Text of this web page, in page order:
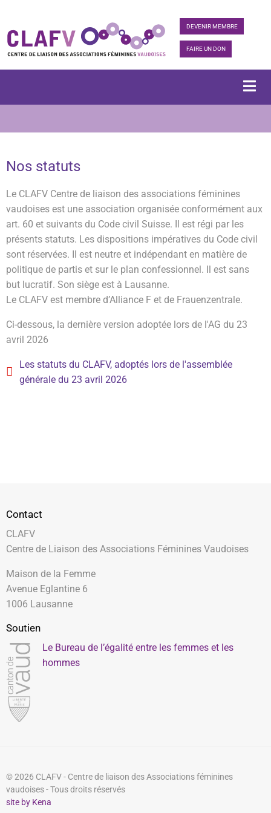
DEVENIR MEMBRE
FAIRE UN DON
Nos statuts
Le CLAFV Centre de liaison des associations féminines
vaudoises est une association organisée conformément aux
art. 60 et suivants du Code civil Suisse. Il est régi par les
présents statuts. Les dispositions impératives du Code civil
sont réservées. Il est neutre et indépendant en matière de
politique de partis et sur le plan confessionnel. Il est sans
but lucratif. Son siège est à Lausanne.
Le CLAFV est membre d’Alliance F et de Frauenzentrale.
Ci-dessous, la dernière version adoptée lors de l'AG du 23
avril 2026
Les statuts du CLAFV, adoptés lors de l'assemblée
générale du 23 avril 2026
Contact
CLAFV
Centre de Liaison des Associations Féminines Vaudoises
Maison de la Femme
Avenue Eglantine 6
1006 Lausanne
Soutien
Le Bureau de l’égalité entre les femmes et les
hommes
© 2026 CLAFV - Centre de liaison des Associations féminines
vaudoises - Tous droits réservés
site by Kena